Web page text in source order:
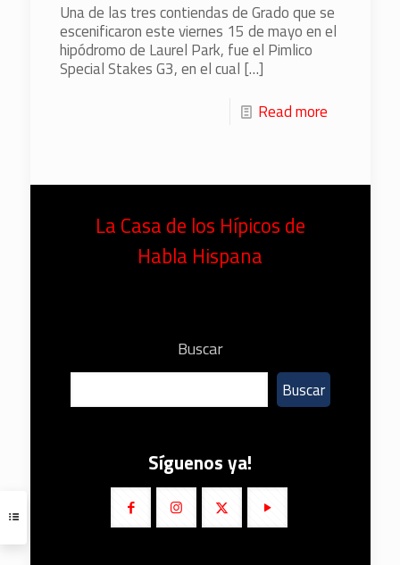
Una de las tres contiendas de Grado que se
escenificaron este viernes 15 de mayo en el
hipódromo de Laurel Park, fue el Pimlico
Special Stakes G3, en el cual […]
Read more
La Casa de los Hípicos de
Habla Hispana
Buscar
Buscar
Síguenos ya!